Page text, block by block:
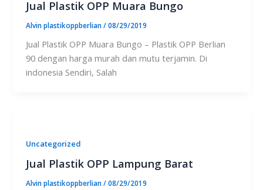
Jual Plastik OPP Muara Bungo
Alvin plastikoppberlian/08/29/2019
Jual Plastik OPP Muara Bungo – Plastik OPP Berlian
90 dengan harga murah dan mutu terjamin. Di
indonesia Sendiri, Salah
Uncategorized
Jual Plastik OPP Lampung Barat
Alvin plastikoppberlian/08/29/2019